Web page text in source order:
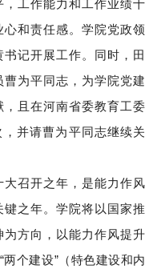
工作能力和工作业绩十
和责任感。学院党政领
记开展工作。同时，田
为平同志，为学院党建
且在河南省委教育工委
并请曹为平同志继续关
召开之年，是能力作风
之年。学院将以国家推
方向，以能力作风提升
个建设”（特色建设和内